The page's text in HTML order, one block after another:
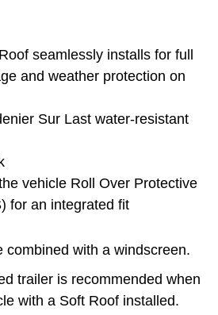
seamlessly installs for full
and weather protection on
Sur Last water-resistant
vehicle Roll Over Protective
for an integrated fit
combined with a windscreen.
trailer is recommended when
with a Soft Roof installed.